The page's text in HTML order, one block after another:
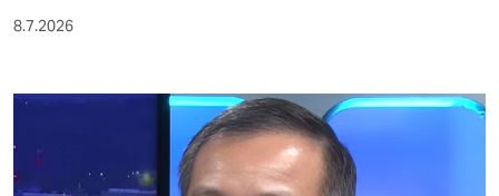
abo
epaper login
8.7.2026